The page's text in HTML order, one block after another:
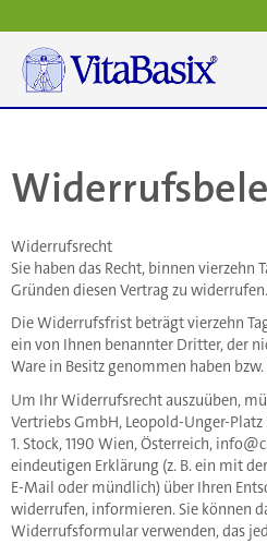
Inhalt
springen
Widerrufsrecht
Sie haben das Recht, binnen vierzehn
Gründen diesen Vertrag zu widerrufen.
Die Widerrufsfrist beträgt vierzehn
ein von Ihnen benannter Dritter, der
Ware in Besitz genommen haben
Um Ihr Widerrufsrecht auszuüben,
Vertriebs GmbH, Leopold-Unger-Platz
1. Stock, 1190 Wien, Österreich,
eindeutigen Erklärung (z. B. ein mit
E-Mail oder mündlich) über Ihren
widerrufen, informieren. Sie können
Widerrufsformular verwenden, das